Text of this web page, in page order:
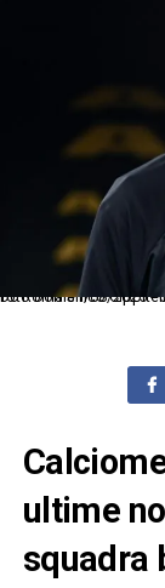
Dc Roma 31/08/2025 - campionato di calcio serie
ultime
squadra